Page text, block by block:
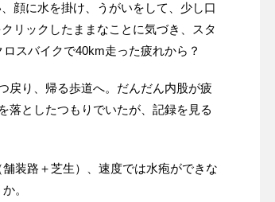
顔に水を掛け、うがいをして、少し口
リックしたままなことに気づき、スタ
スバイクで40km走った疲れから？
戻り、帰る歩道へ。だんだん内股が疲
落としたつもりでいたが、記録を見る
装路＋芝生）、速度では水疱ができな
。